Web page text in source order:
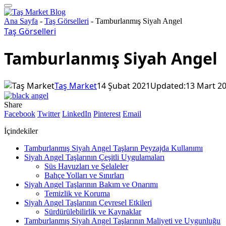
Ana Sayfa - Taş Görselleri - Tamburlanmış Siyah Angel
Taş Görselleri
Tamburlanmış Siyah Angel
Taş Market14 Şubat 2021Updated:13 Mart
Share
Facebook Twitter LinkedIn Pinterest Email
İçindekiler
Tamburlanmış Siyah Angel Taşların Peyzajda Kullanımı
Siyah Angel Taşlarının Çeşitli Uygulamaları
Süs Havuzları ve Şelaleler
Bahçe Yolları ve Sınırları
Siyah Angel Taşlarının Bakım ve Onarımı
Temizlik ve Koruma
Siyah Angel Taşlarının Çevresel Etkileri
Sürdürülebilirlik ve Kaynaklar
Tamburlanmış Siyah Angel Taşlarının Maliyeti ve Uygunluğu